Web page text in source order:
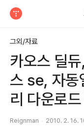
그외/자료
카오스 딜
스 se, 자동
리 다운로
Reignman 2010. 2. 16.